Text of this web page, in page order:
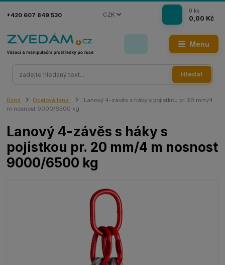
Menu
CZK
Hledat
+420 607 849 530
0 ks
0,00 Kč
Úvod Ocelová lana
Lanový 4-závěs s háky s pojistkou pr. 20 mm/4
m nosnost 9000/6500 kg
Lanový 4-závěs s háky s
pojistkou pr. 20 mm/4 m nosnost
9000/6500 kg